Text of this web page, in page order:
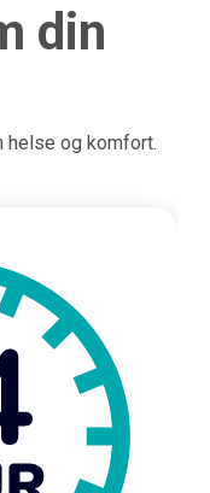
din
helse og komfort.